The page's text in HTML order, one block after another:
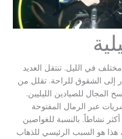
في الليل. تنتقل العديد
الشقوق للراحة. تقلل من
للصيادين الليليين.
عبر الرمال المفتوحة
نشاطاً. بالنسبة للغواصين
هو السبب الرئيسي للذهاب